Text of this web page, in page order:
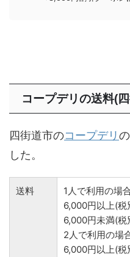
コープデリの送料(
四街道市のコープデリ
した。
送料
1人で利用の場
6,000円以上(税
6,000円未満(税
2人で利用の場
6,000円以上(税